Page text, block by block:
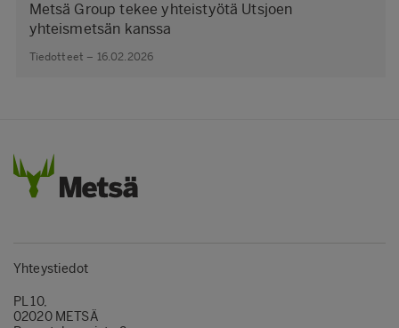
Metsä Group tekee yhteistyötä Utsjoen
yhteismetsän kanssa
Tiedotteet – 16.02.2026
Yhteystiedot
PL 10,
02020 METSÄ